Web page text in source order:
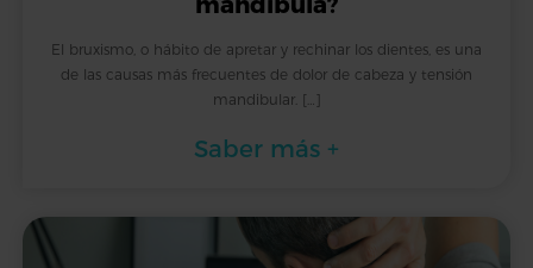
El bruxismo, o hábito de apretar y rechinar los dientes, es una
de las causas más frecuentes de dolor de cabeza y tensión
mandibular. […]
Saber más +